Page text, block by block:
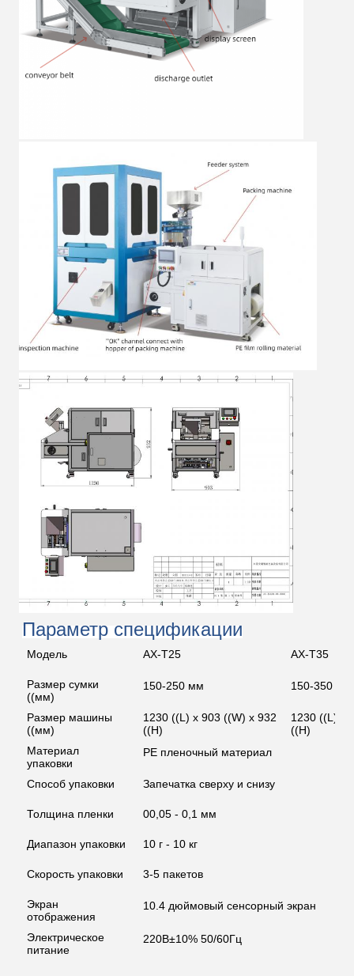
Параметр спецификации
Модель AX-T25 AX-T35
Размер сумки
((мм)
150-250 мм 150-350 мм
Размер машины
((мм)
1230 ((L) x 903 ((W) x 932
((H)
1230 ((L)
((H)
Материал
упаковки
PE пленочный материал
Способ упаковки Запечатка сверху и снизу
Толщина пленки 00,05 - 0,1 мм
Диапазон упаковки 10 г - 10 кг
Скорость упаковки 3-5 пакетов
Экран
отображения
10.4 дюймовый сенсорный экран
Электрическое
питание
220В±10% 50/60Гц